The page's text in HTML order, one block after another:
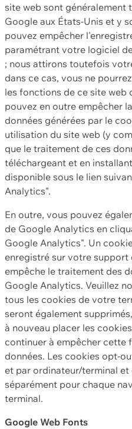
site web sont généralement
Google aux États-Unis et y
pouvez empêcher
paramétrant votre logiciel
; nous attirons toutefois
dans ce cas, vous ne
les fonctions de ce site web
pouvez en outre empêcher
données générées par le
utilisation du site web (y
que le traitement de ces
téléchargeant et en
disponible sous le lien
Analytics".
En outre, vous pouvez
de Google Analytics en
Google Analytics". Un
enregistré sur votre support
empêche le traitement des
Google Analytics. Veuillez
tous les cookies de votre
seront également
à nouveau placer les
continuer à empêcher cette
données. Les cookies opt-
et par ordinateur/terminal
séparément pour chaque
terminal.
Google Web Fonts